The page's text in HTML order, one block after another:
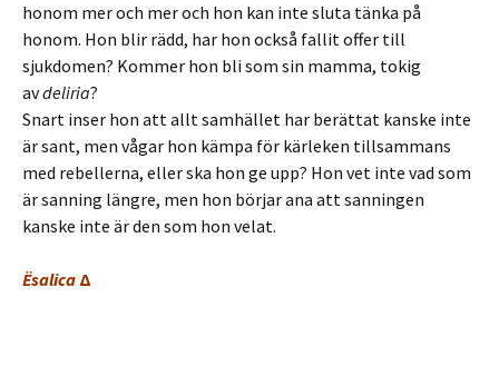
honom mer och mer och hon kan inte sluta tänka på
honom. Hon blir rädd, har hon också fallit offer till
sjukdomen? Kommer hon bli som sin mamma, tokig
avdeliria?
Snart inser hon att allt samhället har berättat kanske inte
är sant, men vågar hon kämpa för kärleken tillsammans
med rebellerna, eller ska hon ge upp? Hon vet inte vad som
är sanning längre, men hon börjar ana att sanningen
kanske inte är den som hon velat.
Ësalica Δ